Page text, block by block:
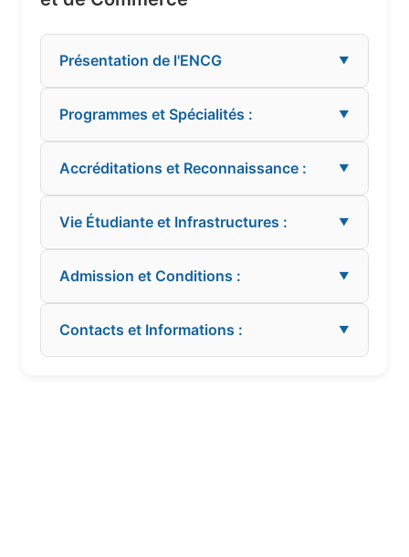
Présentation de l'ENCG ▼
Programmes et Spécialités : ▼
Accréditations et Reconnaissance : ▼
Vie Étudiante et Infrastructures : ▼
Admission et Conditions : ▼
Contacts et Informations : ▼